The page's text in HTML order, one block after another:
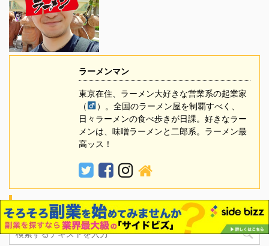
ラーメンマン
東京在住、ラーメン大好きな営業系の起業家
（
）。全国のラーメン屋を制覇すべく、
日々ラーメンの食べ歩きが日課。好きなラー
メンは、味噌ラーメンと二郎系。ラーメン最
高ッス！
サイト内検索